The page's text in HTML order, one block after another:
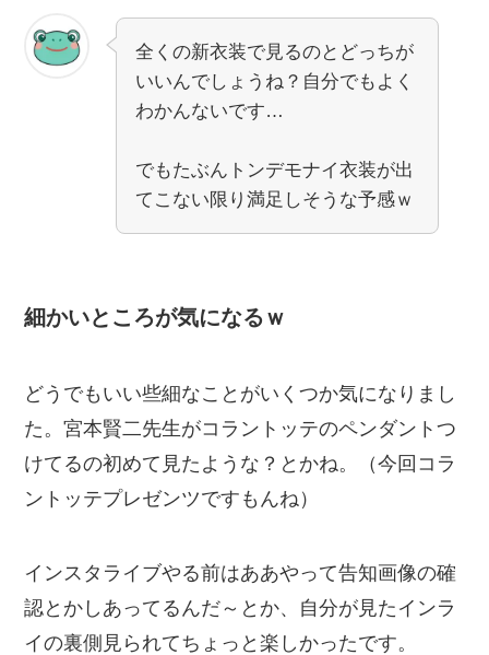
全くの新衣装で見るのとどっちが
いいんでしょうね？自分でもよく
わかんないです…
でもたぶんトンデモナイ衣装が出
てこない限り満足しそうな予感ｗ
細かいところが気になるｗ
どうでもいい些細なことがいくつか気になりまし
た。宮本賢二先生がコラントッテのペンダントつ
けてるの初めて見たような？とかね。（今回コラ
ントッテプレゼンツですもんね）
インスタライブやる前はああやって告知画像の確
認とかしあってるんだ～とか、自分が見たインラ
イの裏側見られてちょっと楽しかったです。